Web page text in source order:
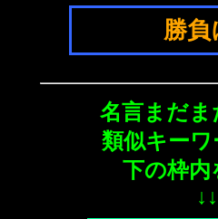
勝負
名言まだま
類似キー
下の枠内